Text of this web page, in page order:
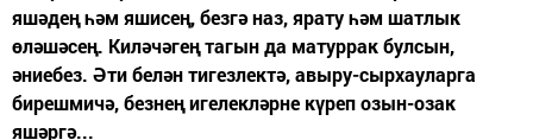
яшәдең һәм яшисең, безгә наз, ярату һәм шатлык
өләшәсең. Киләчәгең тагын да матуррак булсын,
әниебез. Әти белән тигезлектә, авыру-сырхауларга
бирешмичә, безнең игелекләрне күреп озын-озак
яшәргә...